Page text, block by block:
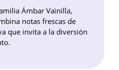
Ámbar Vainilla,
notas frescas de
que invita a la diversión